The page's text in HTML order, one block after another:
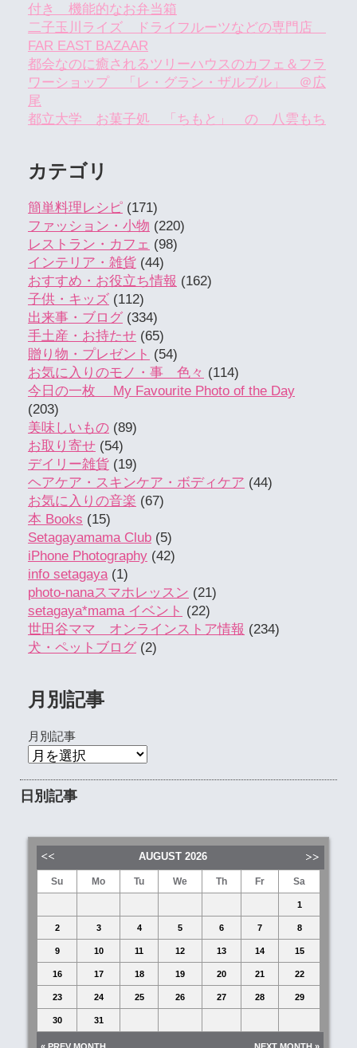
付き 機能的なお弁当箱
二子玉川ライズ ドライフルーツなどの専門店
FAR EAST BAZAAR
都会なのに癒されるツリーハウスのカフェ＆フラ
ワーショップ 「レ・グラン・ザルブル」 ＠広
尾
都立大学 お菓子処 「ちもと」 の 八雲もち
カテゴリ
簡単料理レシピ (171)
ファッション・小物 (220)
レストラン・カフェ (98)
インテリア・雑貨 (44)
おすすめ・お役立ち情報 (162)
子供・キッズ (112)
出来事・ブログ (334)
手土産・お持たせ (65)
贈り物・プレゼント (54)
お気に入りのモノ・事 色々 (114)
今日の一枚 My Favourite Photo of the Day
(203)
美味しいもの (89)
お取り寄せ (54)
デイリー雑貨 (19)
ヘアケア・スキンケア・ボディケア (44)
お気に入りの音楽 (67)
本 Books (15)
Setagayamama Club (5)
iPhone Photography (42)
info setagaya(1)
photo-nanaスマホレッスン (21)
setagaya*mama イベント (22)
世田谷ママ オンラインストア情報 (234)
犬・ペットブログ (2)
月別記事
月別記事
日別記事
AUGUST 2026
Su Mo Tu We Th Fr Sa
1
2 3 4 5 6 7 8
9 10 11 12 13 14 15
16 17 18 19 20 21 22
23 24 25 26 27 28 29
30 31